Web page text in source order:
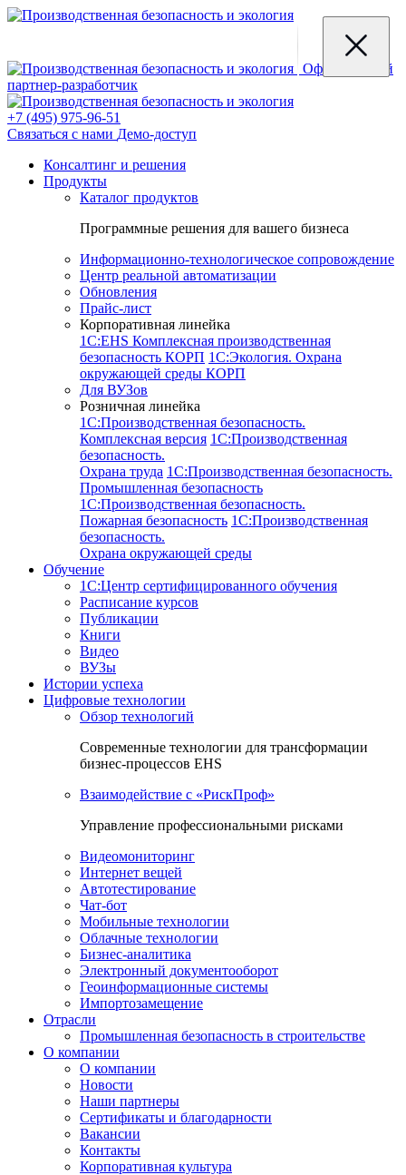
Официальный
партнер-разработчик
+7 (495) 975-96-51
Связаться с нами Демо-доступ
Консалтинг и решения
Продукты
Каталог продуктов
Программные решения для вашего бизнеса
Информационно-технологическое сопровождение
Центр реальной автоматизации
Обновления
Прайс-лист
Корпоративная линейка
1С:EHS Комплексная производственная
безопасность КОРП 1С:Экология. Охрана
окружающей среды КОРП
Для ВУЗов
Розничная линейка
1C:Производственная безопасность.
Комплексная версия 1C:Производственная
безопасность.
Охрана труда 1C:Производственная безопасность.
Промышленная безопасность
1C:Производственная безопасность.
Пожарная безопасность 1C:Производственная
безопасность.
Охрана окружающей среды
Обучение
1C:Центр сертифицированного обучения
Расписание курсов
Публикации
Книги
Видео
ВУЗы
Истории успеха
Цифровые технологии
Обзор технологий
Современные технологии для трансформации
бизнес-процессов EHS
Взаимодействие с «РискПроф»
Управление профессиональными рисками
Видеомониторинг
Интернет вещей
Автотестирование
Чат-бот
Мобильные технологии
Облачные технологии
Бизнес-аналитика
Электронный документооборот
Геоинформационные системы
Импортозамещение
Отрасли
Промышленная безопасность в строительстве
О компании
О компании
Новости
Наши партнеры
Сертификаты и благодарности
Вакансии
Контакты
Корпоративная культура